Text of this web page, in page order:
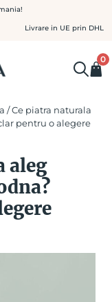
Livrare in UE prin DHL
0
/ Ce piatra naturala
pentru o alegere
aleg